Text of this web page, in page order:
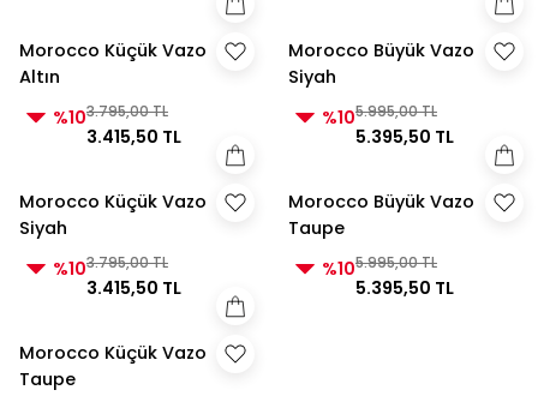
Morocco Küçük Vazo
Altın
%103.795,00 TL
3.415,50 TL
Morocco Büyük Vazo
Siyah
%105.995,00 TL
5.395,50 TL
Morocco Küçük Vazo
Siyah
%103.795,00 TL
3.415,50 TL
Morocco Büyük Vazo
Taupe
%105.995,00 TL
5.395,50 TL
Morocco Küçük Vazo
Taupe